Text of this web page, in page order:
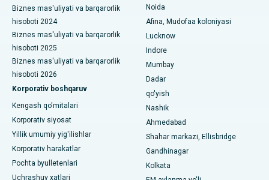
Panchavati, Nashikdagi eng yaxshi shifoxona
Sekunderabad, Haydaroboddagi eng yaxshi shifoxona
Seshadripuramdagi eng yaxshi kasalxona, Bangalor
Waltair Main Road, Visakhapatnamdagi eng yaxshi shifoxona
Subhash Nagar yo'lidagi eng yaxshi kasalxona, Karimnagar
Managari, Karaikudi shahridagi eng yaxshi shifoxona
Arepally, Warangaldagi eng yaxshi shifoxona
Biznes mas'uliyati va barqarorlik
hisoboti 2024
Biznes mas'uliyati va barqarorlik
hisoboti 2025
Biznes mas'uliyati va barqarorlik
hisoboti 2026
Korporativ boshqaruv
Kengash qo'mitalari
Korporativ siyosat
Yillik umumiy yig'ilishlar
Korporativ harakatlar
Pochta byulletenlari
Uchrashuv xatlari
Noida
Afina, Mudofaa koloniyasi
Lucknow
Indore
Mumbay
Dadar
qo'yish
Nashik
Ahmedabad
Shahar markazi, Ellisbridge
Gandhinagar
Kolkata